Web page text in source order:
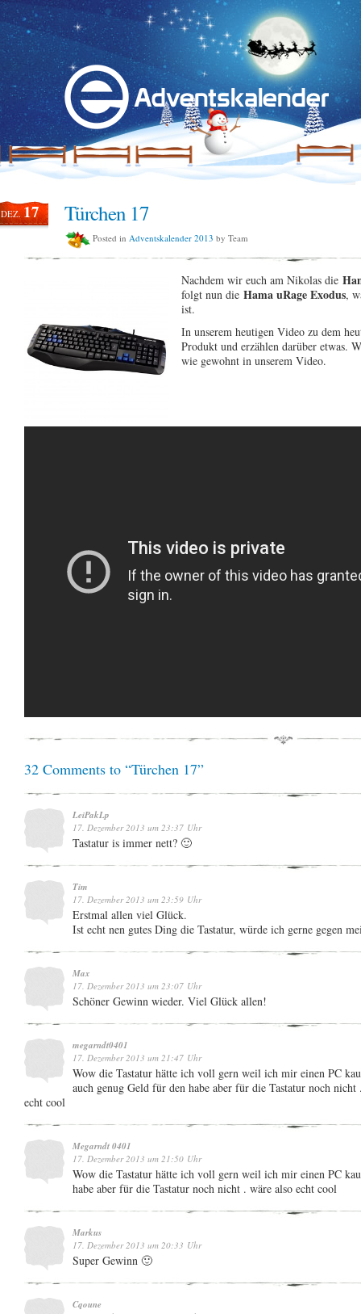
DEZ.17 Türchen 17
Posted in Adventskalender 2013 by Team
Nachdem wir euch am Nikolas die
folgt nun die Hama uRage Exodus,
ist.
In unserem heutigen Video zu dem
Produkt und erzählen darüber etwas.
wie gewohnt in unserem Video.
32 Comments to “Türchen 17”
LeiPakLp
17. Dezember 2013 um 23:37 Uhr
Tastatur is immer nett? 🙂
Tim
17. Dezember 2013 um 23:59 Uhr
Erstmal allen viel Glück.
Ist echt nen gutes Ding die Tastatur, würde ich gerne gegen
Max
17. Dezember 2013 um 23:07 Uhr
Schöner Gewinn wieder. Viel Glück allen!
megarndt0401
17. Dezember 2013 um 21:47 Uhr
Wow die Tastatur hätte ich voll gern weil ich mir einen PC
auch genug Geld für den habe aber für die Tastatur noch nicht
echt cool
Megarndt 0401
17. Dezember 2013 um 21:50 Uhr
Wow die Tastatur hätte ich voll gern weil ich mir einen PC
habe aber für die Tastatur noch nicht . wäre also echt cool
Markus
17. Dezember 2013 um 20:33 Uhr
Super Gewinn 🙂
Cqoune